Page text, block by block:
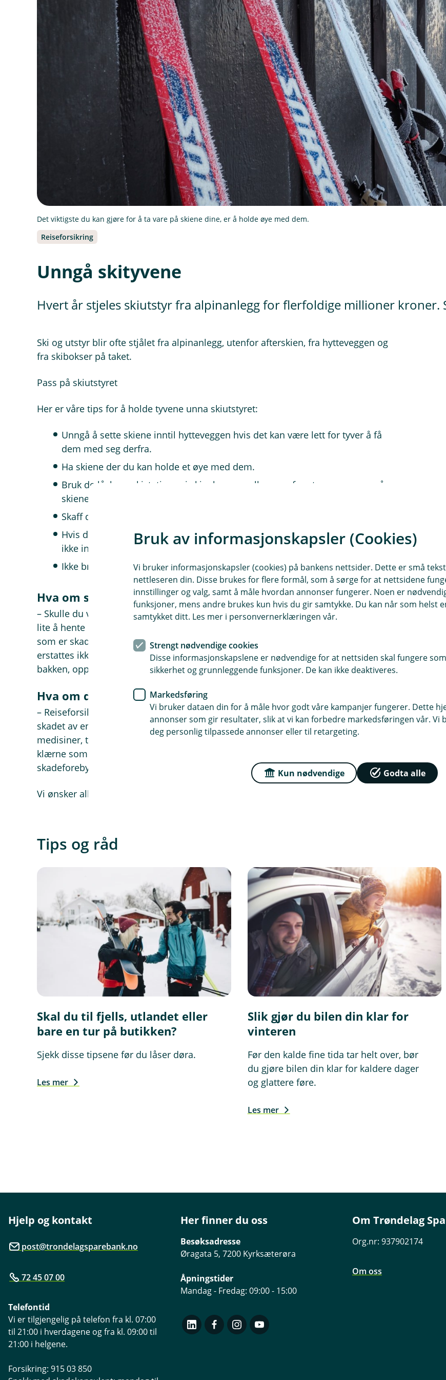
Det viktigste du kan gjøre for å ta vare på skiene dine, er å holde øye med dem.
Reiseforsikring
Unngå skityvene
Hvert år stjeles skiutstyr fra alpinanlegg for flerfoldige millioner kroner.
Ski og utstyr blir ofte stjålet fra alpinanlegg, utenfor afterskien, fra hytteveggen og
fra skibokser på taket.
Pass på skiutstyret
Her er våre tips for å holde tyvene unna skiutstyret:
Unngå å sette skiene inntil hytteveggen hvis det kan være lett for tyver å få
dem med seg derfra.
Ha skiene der du kan holde et øye med dem.
Bruk de låsbare skistativene i skianleggene eller sørg for at noen passer på
skiene.
Skaff deg en enkel skilås, disse selges i utvalgte sportsbutikker og skisentre.
Hvis du ikke har lås kan det hjelpe å sette fra seg skiene separat, tyven er
ikke interessert i bare én ski og vil sjelden ha tid til å lete.
Ikke bruk skiboks som lagringsplass for skiene.
Hva om skiutstyret ikke blir stjålet, men ødelagt?
– Skulle du være så uheldig at skiene dine brekker etter et fall, er det dessverre
lite å hente på reise- eller innboforsikringen, opplyser Therese Hofstad-Nielsen
som er skadeforebygger i Fremtind, vårt forsikringsselskap. Ski og sportsutstyr
erstattes ikke ved skader som skjer mens du bruker skiutstyret, så vis skivett i
bakken, oppfordrer hun.
Hva om du selv blir skadet?
– Reiseforsikringen vil alltid være god å ha om du selv skulle være så uheldig å bli
skadet av en ulykke i skibakken. Da får du dekket dokumenterte utgifter til leger,
medisiner, transport og lignende. Hvis det medisinske personalet må klippe opp
klærne som følge av en hendelse vil du også få erstattet klærne, forteller
skadeforebyggeren.
Vi ønsker alle en god og sikker tur i alpinbakken.
Tips og råd
Skal du til fjells, utlandet eller
bare en tur på butikken?
Sjekk disse tipsene før du låser døra.
Les mer
Slik gjør du bilen din klar for
vinteren
Før den kalde fine tida tar helt over, bør
du gjøre bilen din klar for kaldere dager
og glattere føre.
Les mer
Hjelp og kontakt
post@trondelagsparebank.no
72 45 07 00
Telefontid
Vi er tilgjengelig på telefon fra kl. 07:00
til 21:00 i hverdagene og fra kl. 09:00 til
21:00 i helgene.
Forsikring: 915 03 850
Her finner du oss
Besøksadresse
Øragata 5, 7200 Kyrksæterøra
Åpningstider
Mandag - Fredag: 09:00 - 15:00
Om Trøndelag
Org.nr: 937902174
Om oss
Bruk av informasjonskapsler (Cookies)
Vi bruker informasjonskapsler (cookies) på bankens nettsider. Dette er små
nettleseren din. Disse brukes for flere formål, som å sørge for at nettsidene
innstillinger og valg, samt å måle hvordan annonser fungerer. Noen er
funksjoner, mens andre brukes kun hvis du gir samtykke. Du kan når som helst
samtykket ditt. Les mer i personvernerklæringen vår.
Strengt nødvendige cookies
Disse informasjonskapslene er nødvendige for at nettsiden skal fungere
sikkerhet og grunnleggende funksjoner. De kan ikke deaktiveres.
Markedsføring
Vi bruker dataen din for å måle hvor godt våre kampanjer fungerer. Dette
annonser som gir resultater, slik at vi kan forbedre markedsføringen vår. Vi
deg personlig tilpassede annonser eller til retargeting.
Kun nødvendige Godta alle